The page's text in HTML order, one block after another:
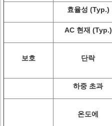
효율성 (Typ.)
AC 현재 (Typ.)
보호 단락
하중 초과
온도에